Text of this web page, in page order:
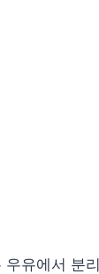
유에서 분